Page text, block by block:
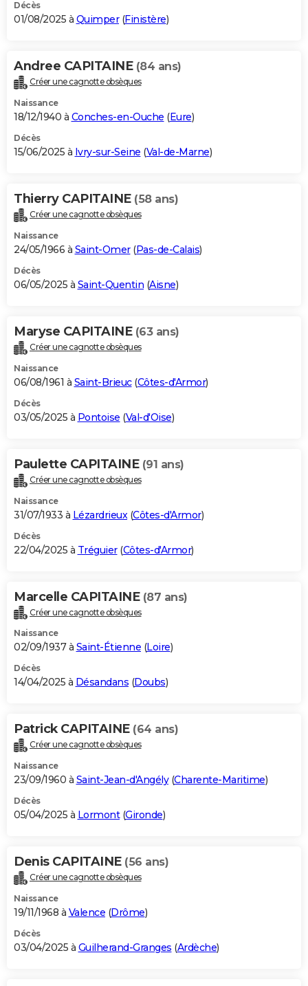
Décès
01/08/2025 à Quimper(Finistère)
Andree CAPITAINE (84 ans)
Créer une cagnotte obsèques
Naissance
18/12/1940 à Conches-en-Ouche (Eure)
Décès
15/06/2025 à Ivry-sur-Seine (Val-de-Marne)
Thierry CAPITAINE (58 ans)
Créer une cagnotte obsèques
Naissance
24/05/1966 à Saint-Omer(Pas-de-Calais)
Décès
06/05/2025 à Saint-Quentin (Aisne)
Maryse CAPITAINE (63 ans)
Créer une cagnotte obsèques
Naissance
06/08/1961 à Saint-Brieuc(Côtes-d'Armor)
Décès
03/05/2025 à Pontoise (Val-d'Oise)
Paulette CAPITAINE (91 ans)
Créer une cagnotte obsèques
Naissance
31/07/1933 à Lézardrieux (Côtes-d'Armor)
Décès
22/04/2025 à Tréguier(Côtes-d'Armor)
Marcelle CAPITAINE (87 ans)
Créer une cagnotte obsèques
Naissance
02/09/1937 à Saint-Étienne (Loire)
Décès
14/04/2025 à Désandans (Doubs)
Patrick CAPITAINE (64 ans)
Créer une cagnotte obsèques
Naissance
23/09/1960 à Saint-Jean-d'Angély(Charente-Maritime)
Décès
05/04/2025 à Lormont(Gironde)
Denis CAPITAINE (56 ans)
Créer une cagnotte obsèques
Naissance
19/11/1968 à Valence (Drôme)
Décès
03/04/2025 à Guilherand-Granges (Ardèche)